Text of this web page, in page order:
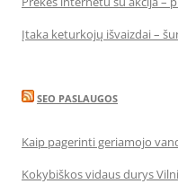
Įtaka keturkojų išvaizdai –
SEO PASLAUGOS
Kaip pagerinti geriamojo
Kokybiškos vidaus durys